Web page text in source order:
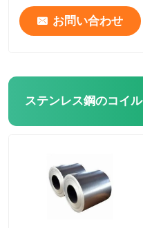
お問い合わせ
ステンレス鋼のコイル